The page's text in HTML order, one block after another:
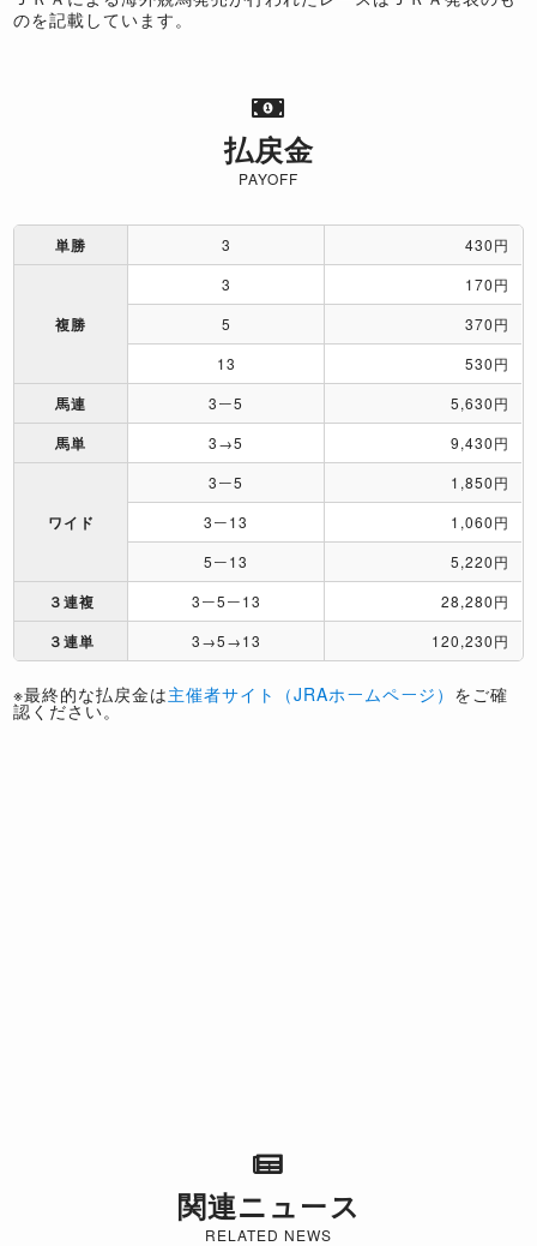
のを記載しています。
払戻金
PAYOFF
単勝 3 430円
複勝
3
170円
5
370円
13
530円
馬連 3ー5 5,630円
馬単 3→5 9,430円
ワイド
3ー5
1,850円
3ー13
1,060円
5ー13
5,220円
３連複 3ー5ー13 28,280円
３連単 3→5→13 120,230円
※最終的な払戻金は主催者サイト（JRAホームページ） をご確
認ください。
関連ニュース
RELATED NEWS